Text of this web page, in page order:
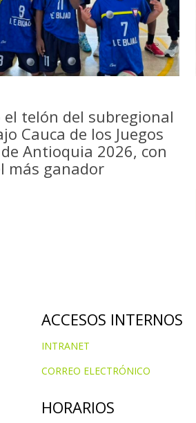
telón del subregional
Cauca de los Juegos
Antioquia 2026, con
más ganador
ACCESOS INTERNOS
INTRANET
CORREO ELECTRÓNICO
HORARIOS